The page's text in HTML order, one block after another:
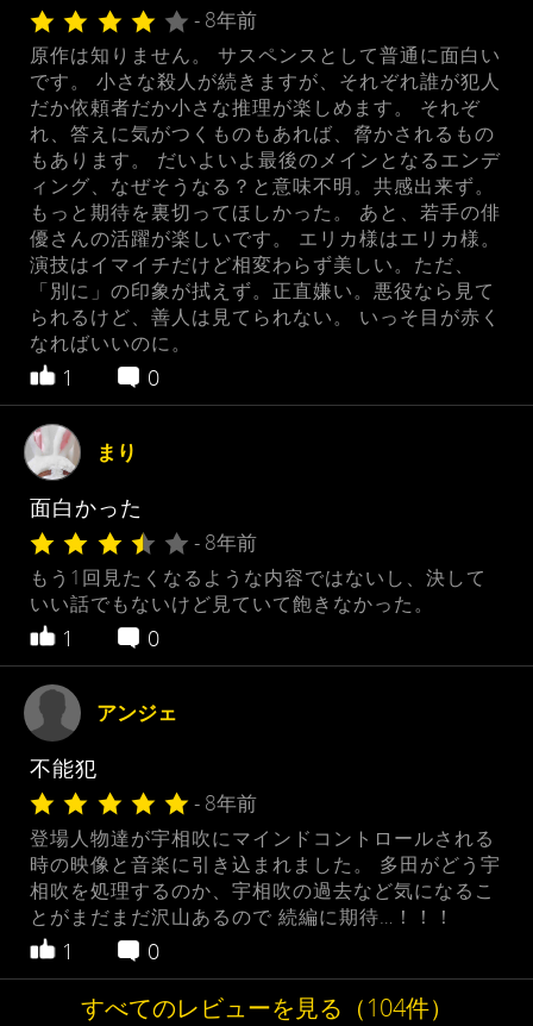
- 8年前
原作は知りません。 サスペンスとして普通に面白い
です。 小さな殺人が続きますが、それぞれ誰が犯人
だか依頼者だか小さな推理が楽しめます。 それぞ
れ、答えに気がつくものもあれば、脅かされるもの
もあります。 だいよいよ最後のメインとなるエンデ
ィング、なぜそうなる？と意味不明。共感出来ず。
もっと期待を裏切ってほしかった。 あと、若手の俳
優さんの活躍が楽しいです。 エリカ様はエリカ様。
演技はイマイチだけど相変わらず美しい。ただ、
「別に」の印象が拭えず。正直嫌い。悪役なら見て
られるけど、善人は見てられない。 いっそ目が赤く
なればいいのに。
1 0
まり
面白かった
- 8年前
もう1回見たくなるような内容ではないし、決して
いい話でもないけど見ていて飽きなかった。
1 0
アンジェ
不能犯
- 8年前
登場人物達が宇相吹にマインドコントロールされる
時の映像と音楽に引き込まれました。 多田がどう宇
相吹を処理するのか、宇相吹の過去など気になるこ
とがまだまだ沢山あるので 続編に期待…！！！
1 0
すべてのレビューを見る（104件）